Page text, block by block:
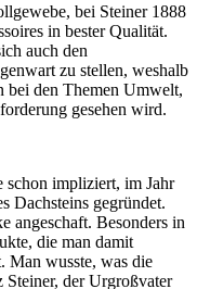
bei Steiner 1888
in bester Qualität.
auch den
zu stellen, weshalb
bei den Themen Umwelt,
gesehen wird.
schon impliziert, im Jahr
Dachsteins gegründet.
angeschaft. Besonders in
die man damit
Man wusste, was die
Steiner, der Urgroßvater